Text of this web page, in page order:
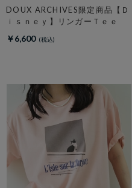
DOUX ARCHIVES限定商品【Ｄ
ｉｓｎｅｙ】リンガーＴｅｅ
￥6,600